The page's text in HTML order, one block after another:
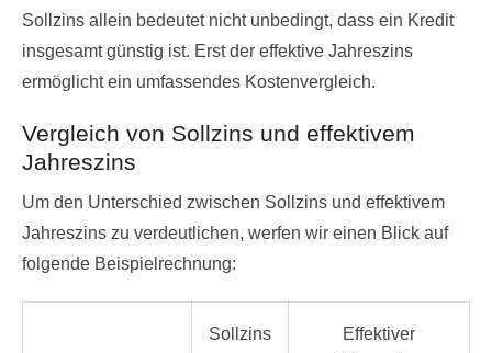
Sollzins allein bedeutet nicht unbedingt, dass ein Kredit
insgesamt günstig ist. Erst der effektive Jahreszins
ermöglicht ein umfassendes Kostenvergleich.
Vergleich von Sollzins und effektivem
Jahreszins
Um den Unterschied zwischen Sollzins und effektivem
Jahreszins zu verdeutlichen, werfen wir einen Blick auf
folgende Beispielrechnung:
Sollzins
Effektiver